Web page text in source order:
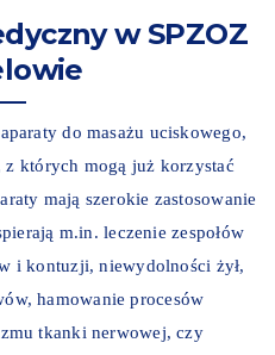
w SPZOZ
do masażu uciskowego,
których mogą już korzystać
mają szerokie zastosowanie
m.in. leczenie zespołów
i kontuzji, niewydolności żył,
hamowanie procesów
tkanki nerwowej, czy